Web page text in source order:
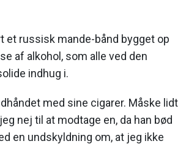
et russisk mande-bånd bygget op
af alkohol, som alle ved den
indhug i.
med sine cigarer. Måske lidt
nej til at modtage en, da han bød
en undskyldning om, at jeg ikke